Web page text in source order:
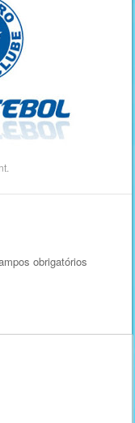
obrigatórios